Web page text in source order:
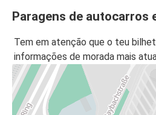
Paragens de autocarros
Tem em atenção que o teu
informações de morada mais